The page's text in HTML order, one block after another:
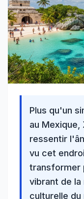
Plus qu'un
au
ressentir
vu cet
transformer
vibrant de
culturelle du